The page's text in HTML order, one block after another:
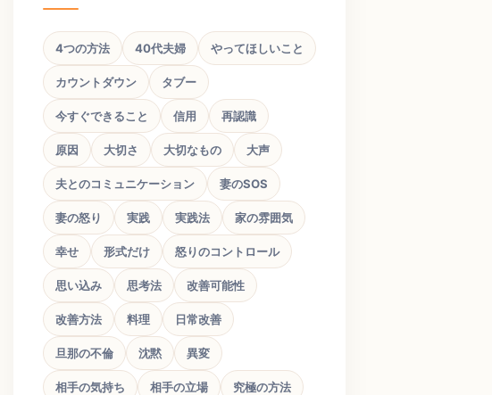
4つの方法 40代夫婦 やってほしいこと
カウントダウン タブー
今すぐできること 信用 再認識
原因 大切さ 大切なもの 大声
夫とのコミュニケーション 妻のSOS
妻の怒り 実践 実践法 家の雰囲気
幸せ 形式だけ 怒りのコントロール
思い込み 思考法 改善可能性
改善方法 料理 日常改善
旦那の不倫 沈黙 異変
相手の気持ち 相手の立場 究極の方法